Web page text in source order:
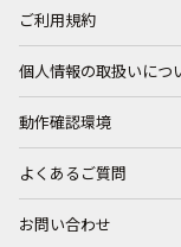
ご利用規約
個人情報の取扱いにつ
動作確認環境
よくあるご質問
お問い合わせ